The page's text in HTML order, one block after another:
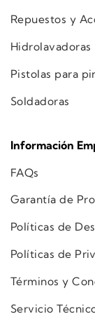
Repuestos y
Hidrolavadoras
Pistolas para
Soldadoras
Información
FAQs
Garantía de
Políticas de
Políticas de
Términos y
Servicio